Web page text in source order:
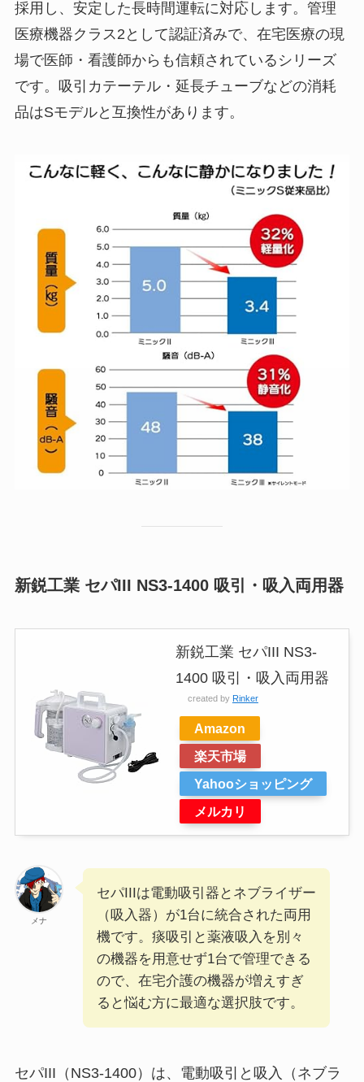
採用し、安定した長時間運転に対応します。管理
医療機器クラス2として認証済みで、在宅医療の現
場で医師・看護師からも信頼されているシリーズ
です。吸引カテーテル・延長チューブなどの消耗
品はSモデルと互換性があります。
新鋭工業 セパIII NS3-1400 吸引・吸入両用器
新鋭工業 セパIII NS3-
1400 吸引・吸入両用器
created by Rinker
Amazon
楽天市場
Yahooショッピング
メルカリ
メナ
セパIIIは電動吸引器とネブライザー
（吸入器）が1台に統合された両用
機です。痰吸引と薬液吸入を別々
の機器を用意せず1台で管理できる
ので、在宅介護の機器が増えすぎ
ると悩む方に最適な選択肢です。
セパIII（NS3-1400）は、電動吸引と吸入（ネブラ